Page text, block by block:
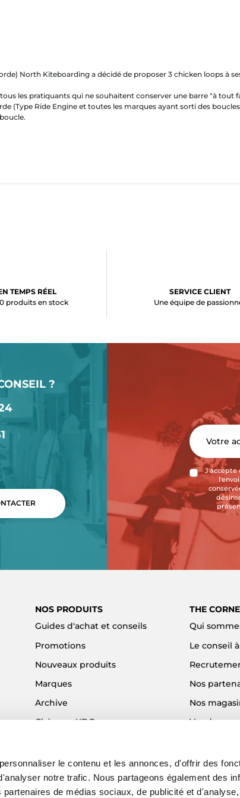
le contenu et les annonces, d'offrir des
notre trafic. Nous partageons également des
de médias sociaux, de publicité et
North Kiteboarding a décidé de proposer 3 chicken loops à
les pratiquants qui ne souhaitent conserver une barre "à tout
(Type Ride Engine et toutes les marques ayant sorti des
TEMPS RÉEL
produits en stock
SERVICE CLIENT
Une équipe de
?
J'accepte
NOS PRODUITS
Guides d'achat et conseils
Promotions
Nouveaux produits
Marques
Archive
Chèques KDO
THE
Qui
Le conseil
Nos
Nos
Vendre
Blog